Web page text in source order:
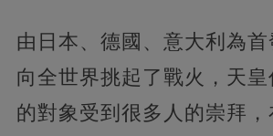
由日本、德國、意大利為首
向全世界挑起了戰火，天
的對象受到很多人的崇拜